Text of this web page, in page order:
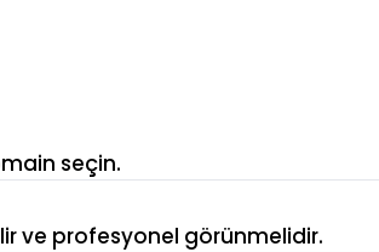
seçin.
ve profesyonel görünmelidir.